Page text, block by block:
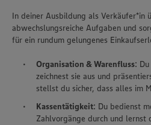
In deiner Ausbildung als Verkäufer*in
abwechslungsreiche Aufgaben und
für ein rundum gelungenes
Organisation & Warenfluss:
zeichnest sie aus und
stellst du sicher, dass alles im
Kassentätigkeit: Du bedienst
Zahlvorgänge durch und lernst